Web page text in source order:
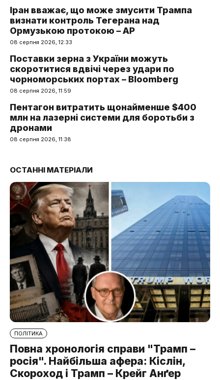
Іран вважає, що може змусити Трампа
визнати контроль Тегерана над
Ормузькою протокою – AP
08 серпня 2026, 12:33
Поставки зерна з України можуть
скоротитися вдвічі через удари по
чорноморських портах – Bloomberg
08 серпня 2026, 11:59
Пентагон витратить щонайменше $400
млн на лазерні системи для боротьби з
дронами
08 серпня 2026, 11:38
ОСТАННІ МАТЕРІАЛИ
ПОЛІТИКА
Повна хронологія справи "Трамп –
росія". Найбільша афера: Кіслін,
Скороход і Трамп – Крейг Анґер